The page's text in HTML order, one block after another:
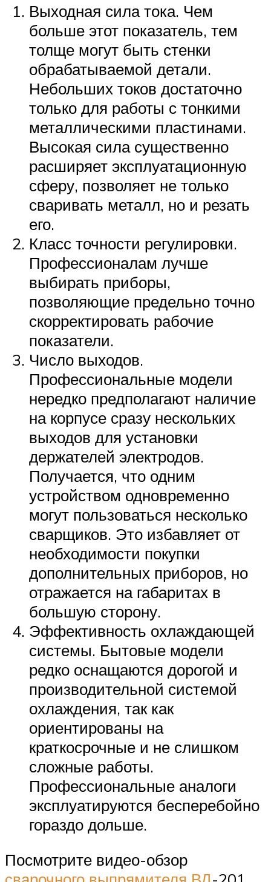
Выходная сила тока. Чем
больше этот показатель, тем
толще могут быть стенки
обрабатываемой детали.
Небольших токов достаточно
только для работы с тонкими
металлическими пластинами.
Высокая сила существенно
расширяет эксплуатационную
сферу, позволяет не только
сваривать металл, но и резать
его.
Класс точности регулировки.
Профессионалам лучше
выбирать приборы,
позволяющие предельно точно
скорректировать рабочие
показатели.
Число выходов.
Профессиональные модели
нередко предполагают наличие
на корпусе сразу нескольких
выходов для установки
держателей электродов.
Получается, что одним
устройством одновременно
могут пользоваться несколько
сварщиков. Это избавляет от
необходимости покупки
дополнительных приборов, но
отражается на габаритах в
большую сторону.
Эффективность охлаждающей
системы. Бытовые модели
редко оснащаются дорогой и
производительной системой
охлаждения, так как
ориентированы на
краткосрочные и не слишком
сложные работы.
Профессиональные аналоги
эксплуатируются бесперебойно
гораздо дольше.
Посмотрите видео-обзор